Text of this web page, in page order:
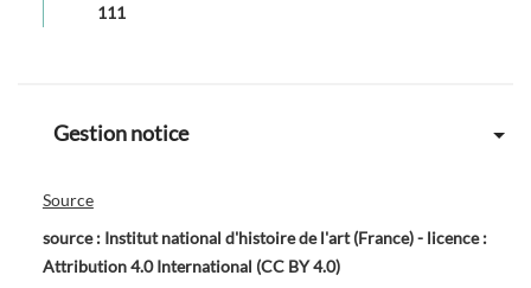
111
Gestion notice
Source
source : Institut national d'histoire de l'art (France) - licence :
Attribution 4.0 International (CC BY 4.0)